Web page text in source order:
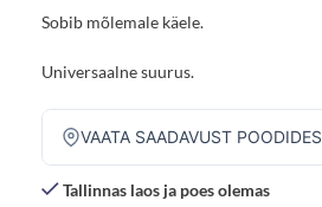
Sobib mõlemale käele.
Universaalne suurus.
VAATA SAADAVUST POODIDES
Tallinnas laos ja poes olemas